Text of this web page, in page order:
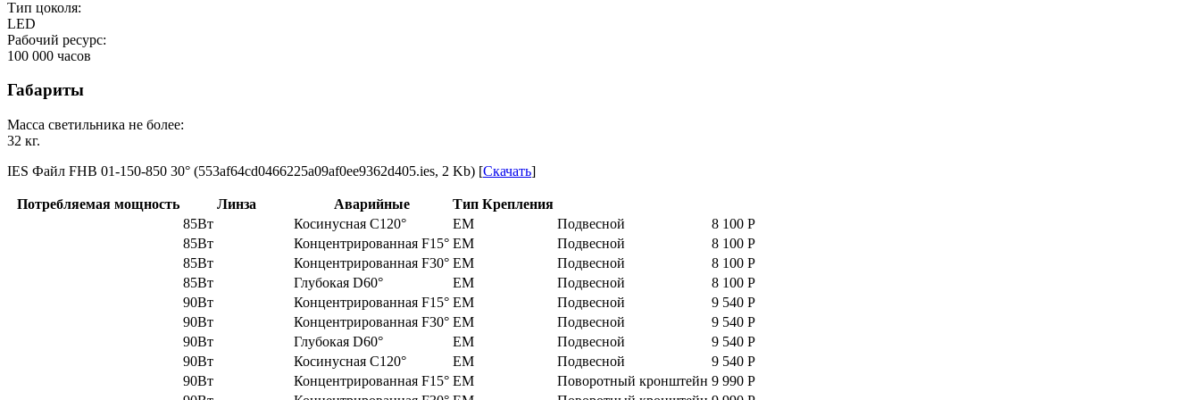
Тип цоколя:
LED
Рабочий ресурс:
100 000 часов
Габариты
Масса светильника не более:
32 кг.
IES Файл FHB 01-150-850 30‎° (553af64cd0466225a09af0ee9362d405.ies, 2 Kb) [Скачать]
Потребляемая мощность Линза Аварийные
Тип Крепления
85Вт
Косинусная C120° EM Подвесной 8 100 Р
85Вт
Концентрированная F15° EM Подвесной 8 100 Р
85Вт
Концентрированная F30° EM Подвесной 8 100 Р
85Вт
Глубокая D60° EM Подвесной 8 100 Р
90Вт
Концентрированная F15° EM Подвесной 9 540 Р
90Вт
Концентрированная F30° EM Подвесной 9 540 Р
90Вт
Глубокая D60° EM Подвесной 9 540 Р
90Вт
Косинусная C120° EM Подвесной 9 540 Р
90Вт
Концентрированная F15° EM Поворотный кронштейн 9 990 Р